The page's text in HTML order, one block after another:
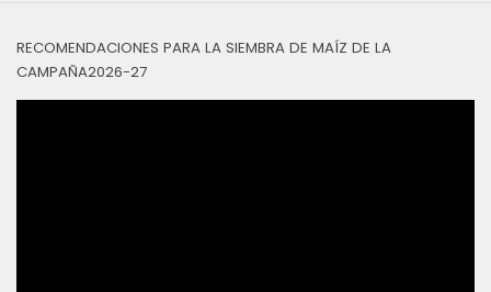
RECOMENDACIONES PARA LA SIEMBRA DE MAÍZ DE LA
CAMPAÑA2026-27